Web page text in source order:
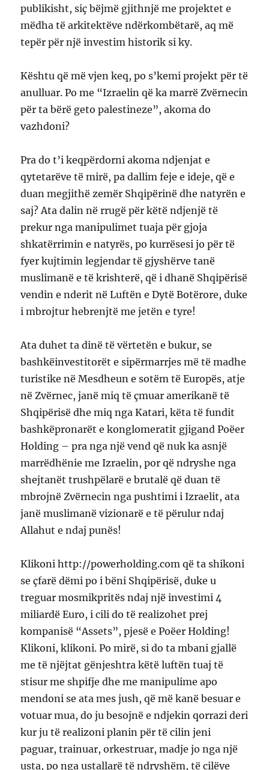
publikisht, siç bëjmë gjithnjë me projektet e
mëdha të arkitektëve ndërkombëtarë, aq më
tepër për një investim historik si ky.
Kështu që më vjen keq, po s’kemi projekt për të
anulluar. Po me “Izraelin që ka marrë Zvërnecin
për ta bërë geto palestineze”, akoma do
vazhdoni?
Pra do t’i keqpërdorni akoma ndjenjat e
qytetarëve të mirë, pa dallim feje e ideje, që e
duan megjithë zemër Shqipërinë dhe natyrën e
saj? Ata dalin në rrugë për këtë ndjenjë të
prekur nga manipulimet tuaja për gjoja
shkatërrimin e natyrës, po kurrësesi jo për të
fyer kujtimin legjendar të gjyshërve tanë
muslimanë e të krishterë, që i dhanë Shqipërisë
vendin e nderit në Luftën e Dytë Botërore, duke
i mbrojtur hebrenjtë me jetën e tyre!
Ata duhet ta dinë të vërtetën e bukur, se
bashkëinvestitorët e sipërmarrjes më të madhe
turistike në Mesdheun e sotëm të Europës, atje
në Zvërnec, janë miq të çmuar amerikanë të
Shqipërisë dhe miq nga Katari, këta të fundit
bashkëpronarët e konglomeratit gjigand Poëer
Holding – pra nga një vend që nuk ka asnjë
marrëdhënie me Izraelin, por që ndryshe nga
shejtanët trushpëlarë e brutalë që duan të
mbrojnë Zvërnecin nga pushtimi i Izraelit, ata
janë muslimanë vizionarë e të përulur ndaj
Allahut e ndaj punës!
Klikoni http://powerholding.com që ta shikoni
se çfarë dëmi po i bëni Shqipërisë, duke u
treguar mosmikpritës ndaj një investimi 4
miliardë Euro, i cili do të realizohet prej
kompanisë “Assets”, pjesë e Poëer Holding!
Klikoni, klikoni. Po mirë, si do ta mbani gjallë
me të njëjtat gënjeshtra këtë luftën tuaj të
stisur me shpifje dhe me manipulime apo
mendoni se ata mes jush, që më kanë besuar e
votuar mua, do ju besojnë e ndjekin qorrazi deri
kur ju të realizoni planin për të cilin jeni
paguar, trainuar, orkestruar, madje jo nga një
usta, po nga ustallarë të ndryshëm, të cilëve